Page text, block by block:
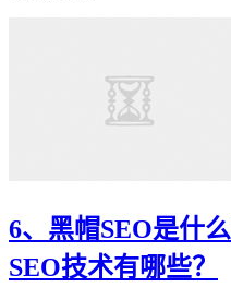
6、黑帽SEO是什
SEO技术有哪些？